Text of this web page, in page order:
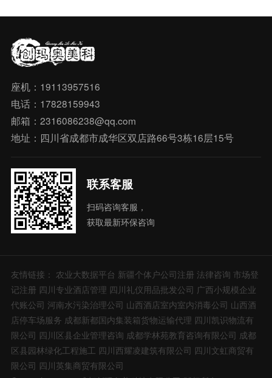
座机：19113957516
电话：17828159943
邮箱：2316086238@qq.com
地址：四川省成都市成华区双店路66号3栋16层15号
联系客服
扫码咨询客服，
获取最新环保咨询
友情链接： 农业大数据平台 新疆个体户公司注册 法律咨询 市场登
记注册 四川专业酒店管理 四川礼仪用品批发公司 广西小规模企业
代账公司 河南水污染治理公司 山西酒店室内室内消毒公司 山西酒
店停车场服务 成都新都国内集装箱货物运输代理 四川凯识物流有
限公司 四川区县企业管理咨询 成都学林苑教育咨询有限公司 成都
区县园林绿化工程施工 四川西耀凌建筑有限公司 四川文虹商贸有
限公司 四川英集商贸有限公司